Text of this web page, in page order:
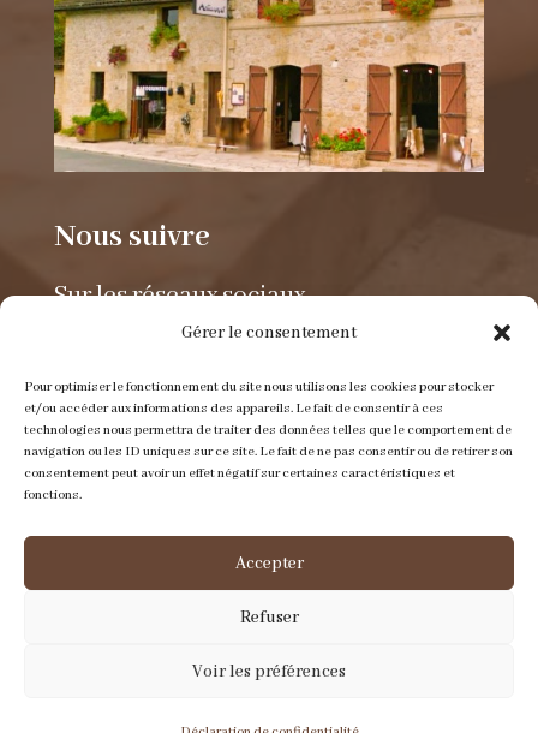
Gérer le consentement
Pour optimiser le fonctionnement du site nous utilisons les cookies pour stocker
et/ou accéder aux informations des appareils. Le fait de consentir à ces
technologies nous permettra de traiter des données telles que le comportement de
navigation ou les ID uniques sur ce site. Le fait de ne pas consentir ou de retirer son
consentement peut avoir un effet négatif sur certaines caractéristiques et
fonctions.
Accepter
Refuser
Voir les préférences
Nous suivre
Sur les réseaux sociaux.
Envoyer un e-mail